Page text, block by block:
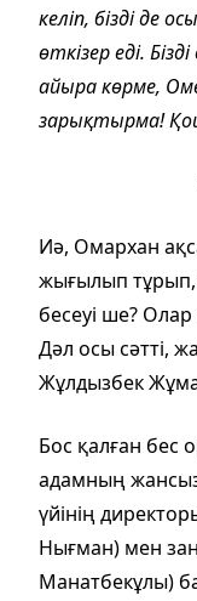
келіп, бізді де
өткізер еді.
айыра көрме,
зарықтырма!
Иә, Омархан
жығылып тұрып,
бесеуі ше?
Дәл осы сәтті,
Жұлдызбек
Бос қалған бес
адамның
үйінің
Нығман) мен
Манатбекұлы)